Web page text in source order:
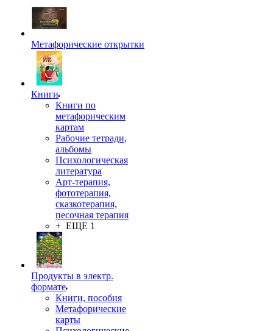
Метафорические открытки
Книги
Книги по
метафорическим
картам
Рабочие тетради,
альбомы
Психологическая
литература
Арт-терапия,
фототерапия,
сказкотерапия,
песочная терапия
+ ЕЩЕ 1
Продукты в электр.
формате
Книги, пособия
Метафорические
карты